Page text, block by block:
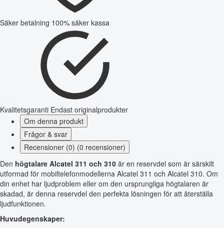
Säker betalning 100% säker kassa
Kvalitetsgaranti Endast originalprodukter
Om denna produkt
Frågor & svar
Recensioner (0) (0 recensioner)
Den högtalare Alcatel 311 och 310 är en reservdel som är särskilt
utformad för mobiltelefonmodellerna Alcatel 311 och Alcatel 310. Om
din enhet har ljudproblem eller om den ursprungliga högtalaren är
skadad, är denna reservdel den perfekta lösningen för att återställa
ljudfunktionen.
Huvudegenskaper: